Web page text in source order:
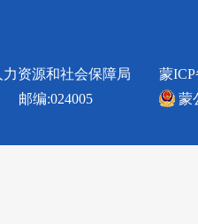
资源和社会保障局
邮编:024005
蒙ICP
蒙